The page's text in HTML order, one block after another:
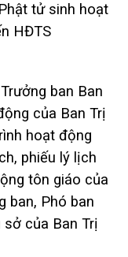
tử sinh hoạt
HĐTS
ban Ban
của Ban Trị
hoạt động
phiếu lý lịch
tôn giáo của
ban, Phó ban
sở của Ban Trị